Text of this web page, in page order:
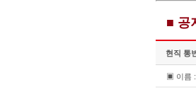
■ 공
현직 통
▣ 이름 :